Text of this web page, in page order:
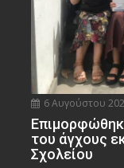
6 Αυγούστου
του άγχους
Σχολείου